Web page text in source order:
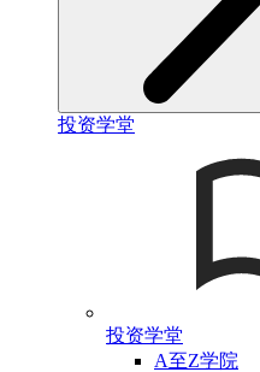
投资学堂
投资学堂
A至Z学院